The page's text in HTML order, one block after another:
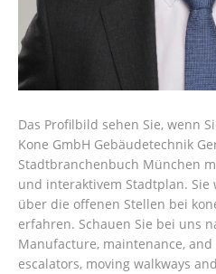
Das Profilbild sehen Sie, wenn
Kone GmbH Gebäudetechnik
Stadtbranchenbuch München
und interaktivem Stadtplan.
über die offenen Stellen bei
erfahren. Schauen Sie bei uns
Manufacture, maintenance,
escalators, moving walkways